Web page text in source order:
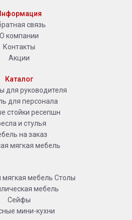
связь
О компании
Контакты
Акции
Каталог
для руководителя
для персонала
стойки ресепшн
и стулья
на заказ
мягкая мебель
мебель Столы
мебель
Сейфы
мини-кухни